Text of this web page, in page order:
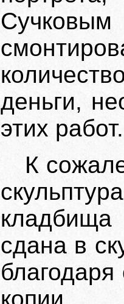
деньги,
этих работ.
К
кладбища
сдана в